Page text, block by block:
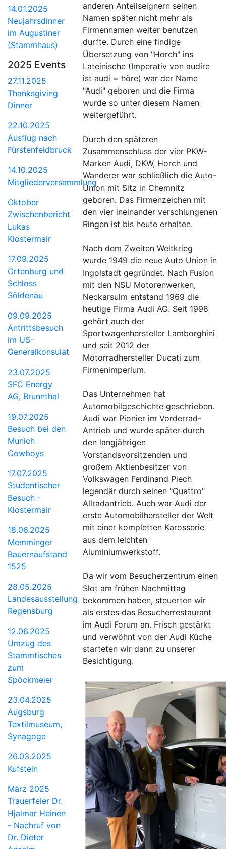
14.01.2025
Neujahrsdinner
im Augustiner
(Stammhaus)
2025 Events
27.11.2025
Thanksgiving
Dinner
22.10.2025
Ausflug nach
Fürstenfeldbruck
14.10.2025
Mitgliederversammlung
Oktober
Zwischenbericht
Lukas
Klostermair
17.09.2025
Ortenburg und
Schloss
Söldenau
09.09.2025
Antrittsbesuch
im US-
Generalkonsulat
23.07.2025
SFC Energy
AG, Brunnthal
19.07.2025
Besuch bei den
Munich
Cowboys
17.07.2025
Studentischer
Besuch -
Klostermair
18.06.2025
Memminger
Bauernaufstand
1525
28.05.2025
Landesausstellung
Regensburg
12.06.2025
Umzug des
Stammtisches
zum
Spöckmeier
23.04.2025
Augsburg
Textilmuseum,
Synagoge
26.03.2025
Kufstein
März 2025
Trauerfeier Dr.
Hjalmar Heinen
- Nachruf von
Dr. Dieter
anderen Anteilseignern seinen
Namen später nicht mehr als
Firmennamen weiter benutzen
durfte. Durch eine findige
Übersetzung von "Horch" ins
Lateinische (Imperativ von audire
ist audi = höre) war der Name
"Audi" geboren und die Firma
wurde so unter diesem Namen
weitergeführt.
Durch den späteren
Zusammenschluss der vier PKW-
Marken Audi, DKW, Horch und
Wanderer war schließlich die Auto-
Union mit Sitz in Chemnitz
geboren. Das Firmenzeichen mit
den vier ineinander verschlungenen
Ringen ist bis heute erhalten.
Nach dem Zweiten Weltkrieg
wurde 1949 die neue Auto Union in
Ingolstadt gegründet. Nach Fusion
mit den NSU Motorenwerken,
Neckarsulm entstand 1969 die
heutige Firma Audi AG. Seit 1998
gehört auch der
Sportwagenhersteller Lamborghini
und seit 2012 der
Motorradhersteller Ducati zum
Firmenimperium.
Das Unternehmen hat
Automobilgeschichte geschrieben.
Audi war Pionier im Vorderrad-
Antrieb und wurde später durch
den langjährigen
Vorstandsvorsitzenden und
großem Aktienbesitzer von
Volkswagen Ferdinand Piech
legendär durch seinen "Quattro"
Allradantrieb. Auch war Audi der
erste Automobilhersteller der Welt
mit einer kompletten Karosserie
aus dem leichten
Aluminiumwerkstoff.
Da wir vom Besucherzentrum einen
Slot am frühen Nachmittag
bekommen haben, steuerten wir
als erstes das Besucherrestaurant
im Audi Forum an. Frisch gestärkt
und verwöhnt von der Audi Küche
starteten wir dann zu unserer
Besichtigung.